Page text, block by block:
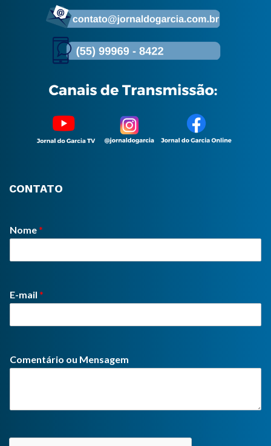
CONTATO
Nome*
E-mail *
Comentário ou Mensagem